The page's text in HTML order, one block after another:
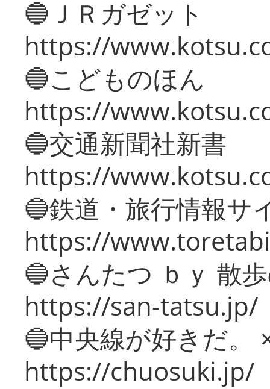
🔵ＪＲガゼット
https://
🔵こどものほん
https://
🔵交通新聞社新書
https://
🔵鉄道・旅行情報サ
https://
🔵さんたつ ｂｙ 散
https://san-tatsu.jp/
🔵中央線が好きだ。
https://chuosuki.jp/